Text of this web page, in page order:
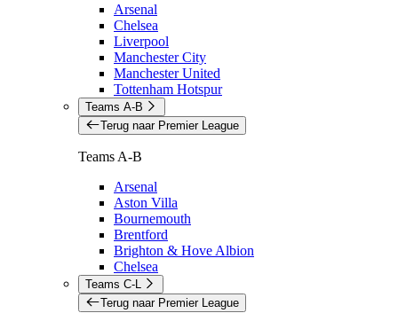
Arsenal
Chelsea
Liverpool
Manchester City
Manchester United
Tottenham Hotspur
Teams A-B
Terug naar Premier League
Teams A-B
Arsenal
Aston Villa
Bournemouth
Brentford
Brighton & Hove Albion
Chelsea
Teams C-L
Terug naar Premier League